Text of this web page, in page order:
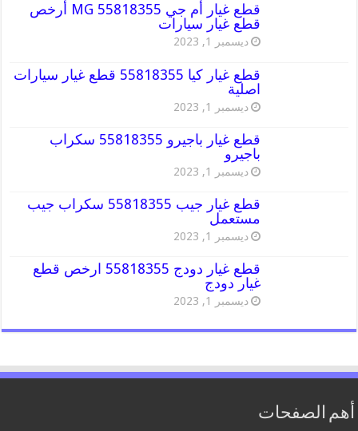
قطع غيار أم جي MG 55818355 أرخص
قطع غيار سيارات
ديسمبر 1, 2023
قطع غيار كيا 55818355 قطع غيار سيارات
اصلية
ديسمبر 1, 2023
قطع غيار باجيرو 55818355 سكراب
باجيرو
ديسمبر 1, 2023
قطع غيار جيب 55818355 سكراب جيب
مستعمل
ديسمبر 1, 2023
قطع غيار دودج 55818355 ارخص قطع
غيار دودج
ديسمبر 1, 2023
أهم الصفحات